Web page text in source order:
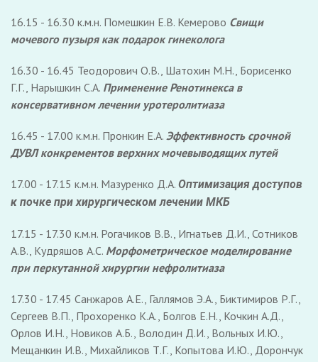
16.15 - 16.30 к.м.н. Помешкин Е.В. Кемерово Свищи
мочевого пузыря как подарок гинеколога
16.30 - 16.45 Теодорович О.В., Шатохин М.Н., Борисенко
Г.Г., Нарышкин С.А. Применение Ренотинекса в
консервативном лечении уротеролитиаза
16.45 - 17.00 к.м.н. Пронкин Е.А. Эффективность срочной
ДУВЛ конкрементов верхних мочевыводящих путей
17.00 - 17.15 к.м.н. Мазуренко Д.А. Оптимизация доступов
к почке при хирургическом лечении МКБ
17.15 - 17.30 к.м.н. Рогачиков В.В., Игнатьев Д.И., Сотников
А.В., Кудряшов А.С. Морфометрическое моделирование
при перкутанной хирургии нефролитиаза
17.30 - 17.45 Санжаров А.Е., Галлямов Э.А., Биктимиров Р.Г.,
Сергеев В.П., Прохоренко К.А., Болгов Е.Н., Кочкин А.Д.,
Орлов И.Н., Новиков А.Б., Володин Д.И., Вольных И.Ю.,
Мещанкин И.В., Михайликов Т.Г., Копытова И.Ю., Дорончук